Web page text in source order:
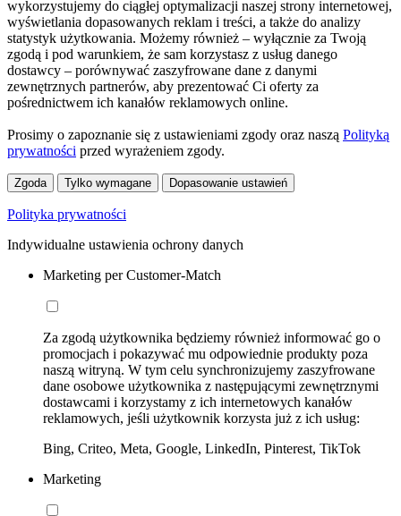
wykorzystujemy do ciągłej optymalizacji naszej strony internetowej,
wyświetlania dopasowanych reklam i treści, a także do analizy
statystyk użytkowania. Możemy również – wyłącznie za Twoją
zgodą i pod warunkiem, że sam korzystasz z usług danego
dostawcy – porównywać zaszyfrowane dane z danymi
zewnętrznych partnerów, aby prezentować Ci oferty za
pośrednictwem ich kanałów reklamowych online.
Prosimy o zapoznanie się z ustawieniami zgody oraz naszą Polityką
prywatności przed wyrażeniem zgody.
Zgoda Tylko wymagane Dopasowanie ustawień
Polityka prywatności
Indywidualne ustawienia ochrony danych
Marketing per Customer-Match
Za zgodą użytkownika będziemy również informować go o
promocjach i pokazywać mu odpowiednie produkty poza
naszą witryną. W tym celu synchronizujemy zaszyfrowane
dane osobowe użytkownika z następującymi zewnętrznymi
dostawcami i korzystamy z ich internetowych kanałów
reklamowych, jeśli użytkownik korzysta już z ich usług:
Bing, Criteo, Meta, Google, LinkedIn, Pinterest, TikTok
Marketing